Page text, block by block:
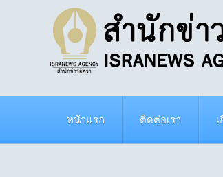
หน้าแรก ติดต่อเรา